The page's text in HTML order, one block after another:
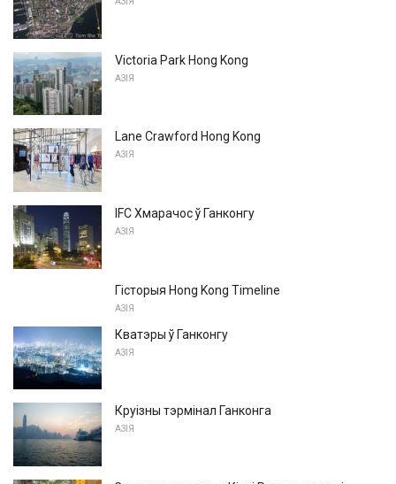
Victoria Park Hong Kong
АЗІЯ
Lane Crawford Hong Kong
АЗІЯ
IFC Хмарачос ў Ганконгу
АЗІЯ
Гісторыя Hong Kong Timeline
АЗІЯ
Кватэры ў Ганконгу
АЗІЯ
Круізны тэрмінал Ганконга
АЗІЯ